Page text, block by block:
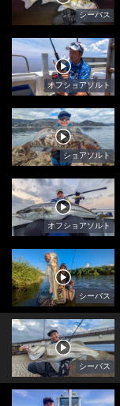
シーバス
オフショアソルト
ショアソルト
オフショアソルト
シーバス
シーバス